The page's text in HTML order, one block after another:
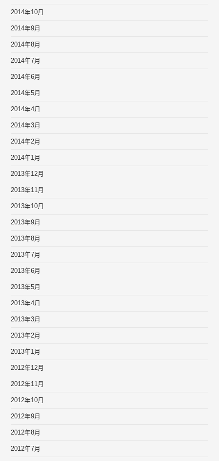
2014年10月
2014年9月
2014年8月
2014年7月
2014年6月
2014年5月
2014年4月
2014年3月
2014年2月
2014年1月
2013年12月
2013年11月
2013年10月
2013年9月
2013年8月
2013年7月
2013年6月
2013年5月
2013年4月
2013年3月
2013年2月
2013年1月
2012年12月
2012年11月
2012年10月
2012年9月
2012年8月
2012年7月